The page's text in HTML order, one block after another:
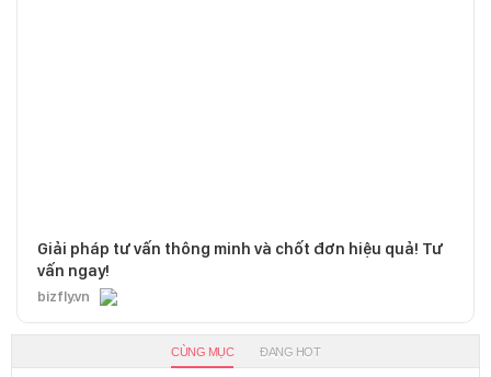
Giải pháp tư vấn thông minh và chốt đơn hiệu quả! Tư
vấn ngay!
bizfly.vn
CÙNG MỤC ĐANG HOT